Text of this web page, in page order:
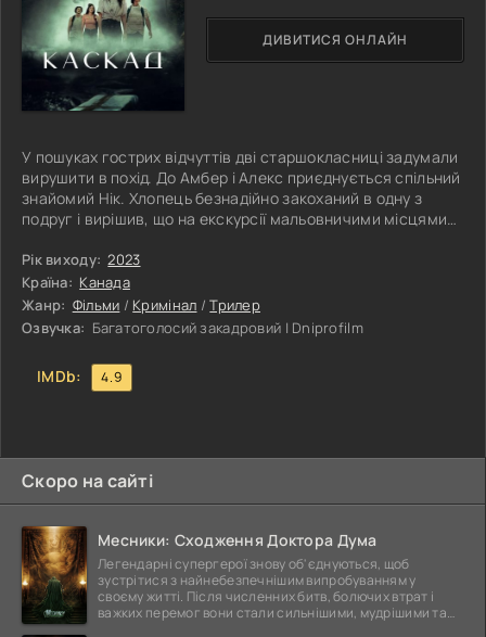
У пошуках гострих відчуттів дві старшокласниці задумали
вирушити в похід. До Амбер і Алекс приєднується спільний
знайомий Нік. Хлопець безнадійно закоханий в одну з
подруг і вирішив, що на екскурсії мальовничими місцями
Він мріє бути ближче до об'єкта зітхань. Компанія підлітків
із канадської провінції опиняється в забороненій зоні.
Хлопці натрапляють на розбитий літак, що завис серед
дерев. Тінейджери не можуть пройти повз знахідку і
Рік виходу: 2023
Країна: Канада
Жанр: Фільми / Кримінал /Трилер
Озвучка: Багатоголосий закадровий | Dniprofilm
IMDb: 4.9
ДИВИТИСЯ ОНЛАЙН
Скоро на сайті
Месники: Сходження Доктора Дума
Легендарні супергерої знову об'єднуються, щоб
зустрітися з найнебезпечнішим випробуванням у
своєму житті. Після численних битв, болючих втрат і
важких перемог вони стали сильнішими, мудрішими та